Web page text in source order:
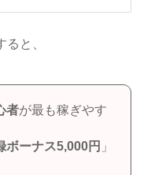
と、
者が最も稼ぎやす
ボーナス5,000円 」